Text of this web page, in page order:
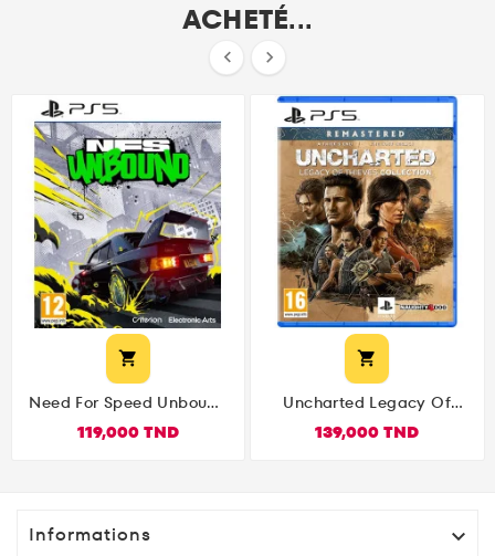
ACHETÉ...
 

Need For Speed Unbound
PS5
119,000 TND

Uncharted Legacy Of
Thieves Collection PS5
139,000 TND
Informations 